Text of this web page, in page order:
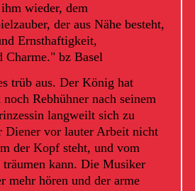
wieder, dem
der aus Nähe besteht,
Ernsthaftigkeit,
Charme." bz Basel
trüb aus. Der König hat
Rebhühner nach seinem
langweilt sich zu
Diener vor lauter Arbeit nicht
der Kopf steht, und vom
träumen kann. Die Musiker
mehr hören und der arme